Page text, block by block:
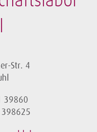
Str. 4
39860
398625